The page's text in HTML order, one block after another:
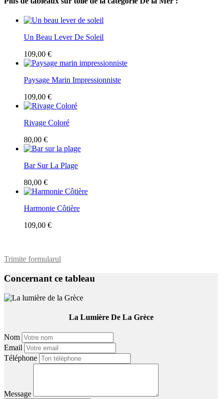
Un Beau Lever De Soleil
109,00 €
Paysage Marin Impressionniste
109,00 €
Rivage Coloré
80,00 €
Bar Sur La Plage
80,00 €
Harmonie Côtière
109,00 €
Trimite formularul
Concernant ce tableau
La Lumière De La Grèce
Nom
Email
Téléphone
Message